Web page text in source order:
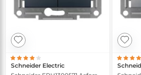
Schneider Electric